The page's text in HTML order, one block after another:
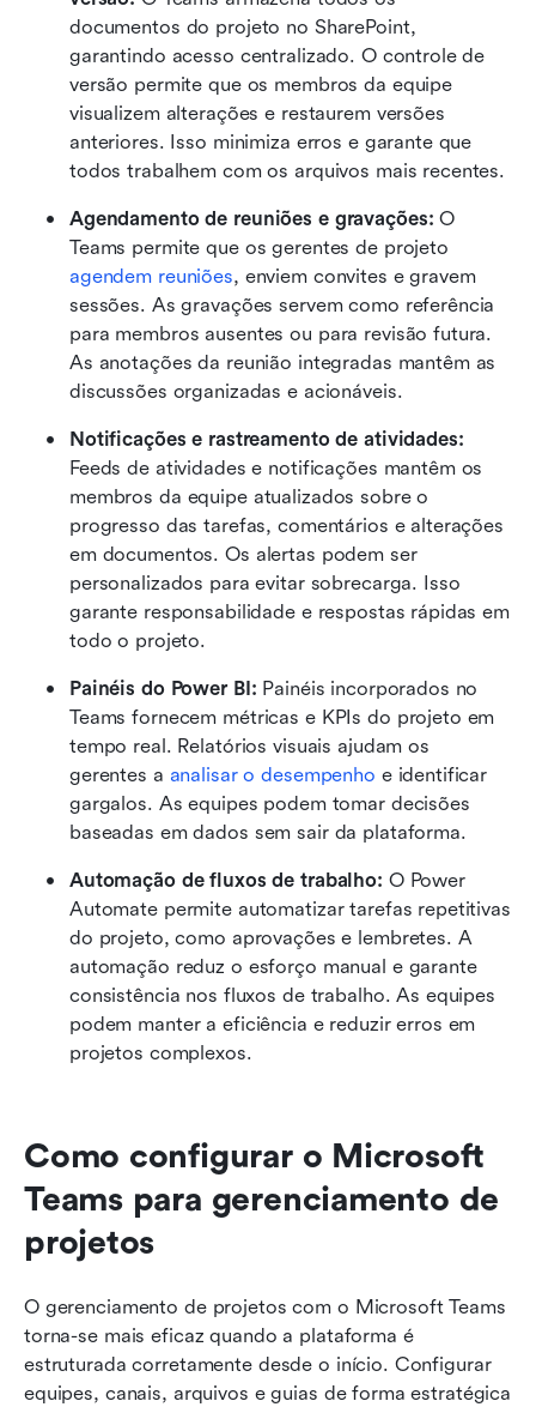
documentos do projeto no SharePoint,
garantindo acesso centralizado. O controle de
versão permite que os membros da equipe
visualizem alterações e restaurem versões
anteriores. Isso minimiza erros e garante que
todos trabalhem com os arquivos mais recentes.
Agendamento de reuniões e gravações: O
agendem reuniões, enviem convites e gravem
sessões. As gravações servem como referência
para membros ausentes ou para revisão futura.
As anotações da reunião integradas mantêm as
discussões organizadas e acionáveis.
Feeds de atividades e notificações mantêm os
membros da equipe atualizados sobre o
progresso das tarefas, comentários e alterações
em documentos. Os alertas podem ser
personalizados para evitar sobrecarga. Isso
garante responsabilidade e respostas rápidas em
todo o projeto.
Painéis do Power BI: Painéis incorporados no
Teams fornecem métricas e KPIs do projeto em
tempo real. Relatórios visuais ajudam os
gerentes a analisar o desempenho e identificar
gargalos. As equipes podem tomar decisões
baseadas em dados sem sair da plataforma.
Automação de fluxos de trabalho: O Power
Automate permite automatizar tarefas repetitivas
do projeto, como aprovações e lembretes. A
automação reduz o esforço manual e garante
consistência nos fluxos de trabalho. As equipes
podem manter a eficiência e reduzir erros em
projetos complexos.
Como configurar o Microsoft
Teams para gerenciamento de
projetos
O gerenciamento de projetos com o Microsoft Teams
torna-se mais eficaz quando a plataforma é
estruturada corretamente desde o início. Configurar
equipes, canais, arquivos e guias de forma estratégica